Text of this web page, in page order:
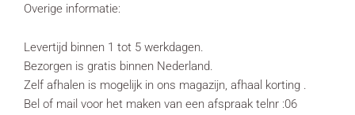
Overige informatie:
Levertijd binnen 1 tot 5 werkdagen.
Bezorgen is gratis binnen Nederland.
Zelf afhalen is mogelijk in ons magazijn, afhaal korting .
Bel of mail voor het maken van een afspraak telnr :06